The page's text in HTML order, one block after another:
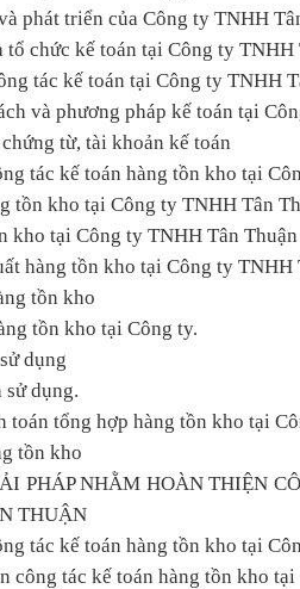
phát triển của Công ty TNHH
tổ chức kế toán tại Công ty TNHH
tác kế toán tại Công ty TNHH
và phương pháp kế toán tại
từ, tài khoản kế toán
tác kế toán hàng tồn kho tại
tồn kho tại Công ty TNHH Tân
kho tại Công ty TNHH Tân Thuận
hàng tồn kho tại Công ty TNHH
tồn kho
tồn kho tại Công ty.
dụng
sử dụng.
toán tổng hợp hàng tồn kho tại
tồn kho
PHÁP NHẰM HOÀN THIỆN
THUẬN
tác kế toán hàng tồn kho tại
công tác kế toán hàng tồn kho